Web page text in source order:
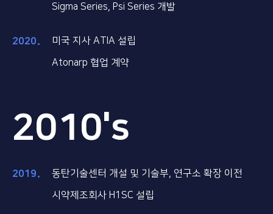
Sigma Series, Psi Series 개발
2020 미국 지사 ATIA 설립
Atonarp 협업 계약
2010's
2019 동탄기술센터 개설 및 기술부, 연구소 확장 이전
시약제조회사 H1SC 설립